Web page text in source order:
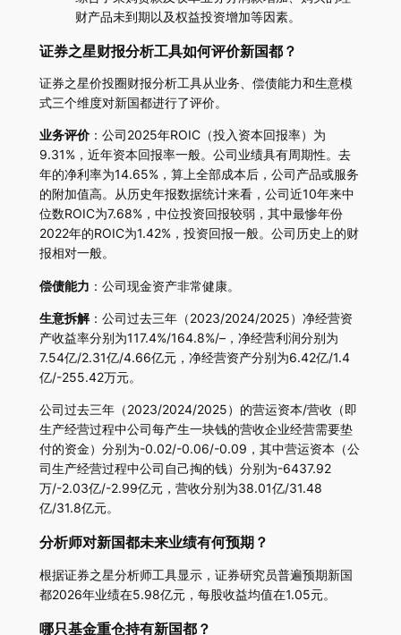
财产品未到期以及权益投资增加等因素。
证券之星财报分析工具如何评价新国都？
证券之星价投圈财报分析工具从业务、偿债能力和生意模
式三个维度对新国都进行了评价。
业务评价：公司2025年ROIC（投入资本回报率）为
9.31%，近年资本回报率一般。公司业绩具有周期性。去
年的净利率为14.65%，算上全部成本后，公司产品或服务
的附加值高。从历史年报数据统计来看，公司近10年来中
位数ROIC为7.68%，中位投资回报较弱，其中最惨年份
2022年的ROIC为1.42%，投资回报一般。公司历史上的财
报相对一般。
偿债能力 ：公司现金资产非常健康。
生意拆解：公司过去三年（2023/2024/2025）净经营资
产收益率分别为117.4%/164.8%/–，净经营利润分别为
7.54亿/2.31亿/4.66亿元，净经营资产分别为6.42亿/1.4
亿/-255.42万元。
公司过去三年（2023/2024/2025）的营运资本/营收（即
生产经营过程中公司每产生一块钱的营收企业经营需要垫
付的资金）分别为-0.02/-0.06/-0.09，其中营运资本（公
司生产经营过程中公司自己掏的钱）分别为-6437.92
万/-2.03亿/-2.99亿元，营收分别为38.01亿/31.48
亿/31.8亿元。
分析师对新国都未来业绩有何预期？
根据证券之星分析师工具显示，证券研究员普遍预期新国
都2026年业绩在5.98亿元，每股收益均值在1.05元。
哪只基金重仓持有新国都？